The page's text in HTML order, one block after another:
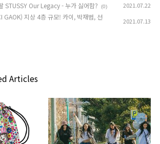
STUSSY Our Legacy - 누가 싫어함? (0) 2021.07.22
GAOK) 지상 4층 규모! 카이, 박재범, 선
2021.07.13
Articles